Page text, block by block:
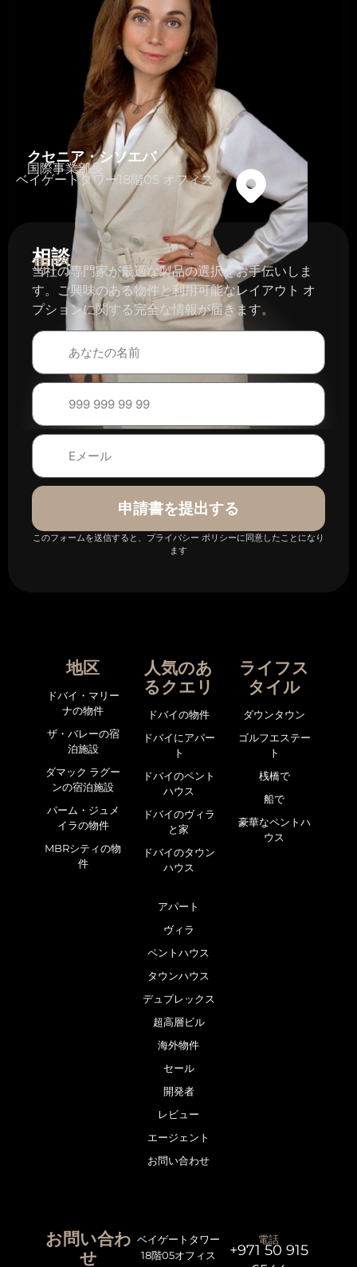
相談
専門家と一緒に
当社の専門家が最適な製品の選択をお手伝いしま
す。ご興味のある物件と利用可能なレイアウト オ
プションに関する完全な情報が届きます。
申請書を提出する
このフォームを送信すると、プライバシー ポリシーに同意したことになり
ます
クセニア・シソエバ
国際事業部長
ベイゲートタワー18階05 オフィス
地区
ドバイ・マリー
ナの物件
ザ・バレーの宿
泊施設
ダマック ラグー
ンの宿泊施設
パーム・ジュメ
イラの物件
MBRシティの物
件
人気のあ
るクエリ
ドバイの物件
ドバイにアパー
ト
ドバイのペント
ハウス
ドバイのヴィラ
と家
ドバイのタウン
ハウス
ライフス
タイル
ダウンタウン
ゴルフエステー
ト
桟橋で
船で
豪華なペントハ
ウス
アパート
ヴィラ
ペントハウス
タウンハウス
デュプレックス
超高層ビル
海外物件
セール
開発者
レビュー
エージェント
お問い合わせ
お問い合わ
せ
ベイゲートタワー
18階05オフィス
電話
+971 50 915